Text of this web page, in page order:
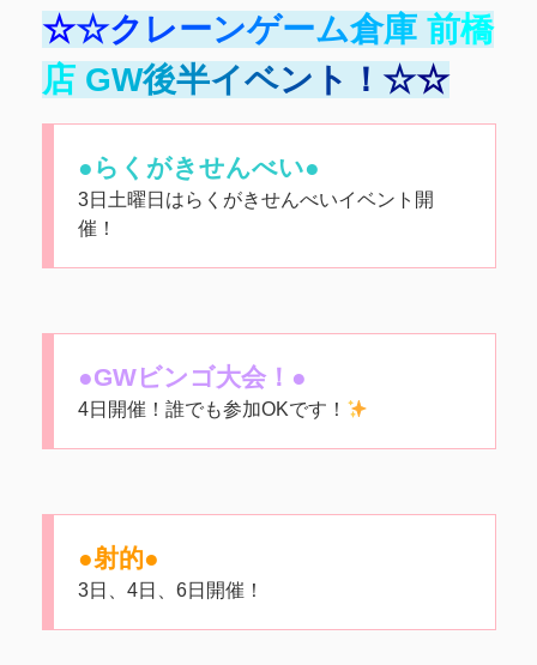
☆☆ク レーンゲーム倉庫 前橋
店 GW後半イベン ト ！ ☆☆
●らくがきせんべい●
3日土曜日はらくがきせんべいイベント開
催！
●GWビンゴ大会！●
4日開催！誰でも参加OKです！
●射的●
3日、4日、6日開催！